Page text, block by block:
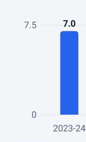
0
7.5 7.0
2023-24